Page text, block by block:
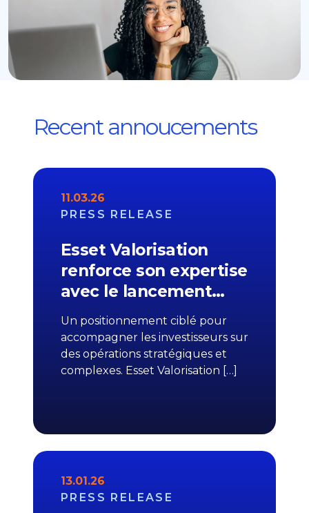
Recent annoucements
11.03.26
PRESS RELEASE
Esset Valorisation
renforce son expertise
avec le lancement…
Un positionnement ciblé pour
accompagner les investisseurs sur
des opérations stratégiques et
complexes. Esset Valorisation […]
13.01.26
PRESS RELEASE